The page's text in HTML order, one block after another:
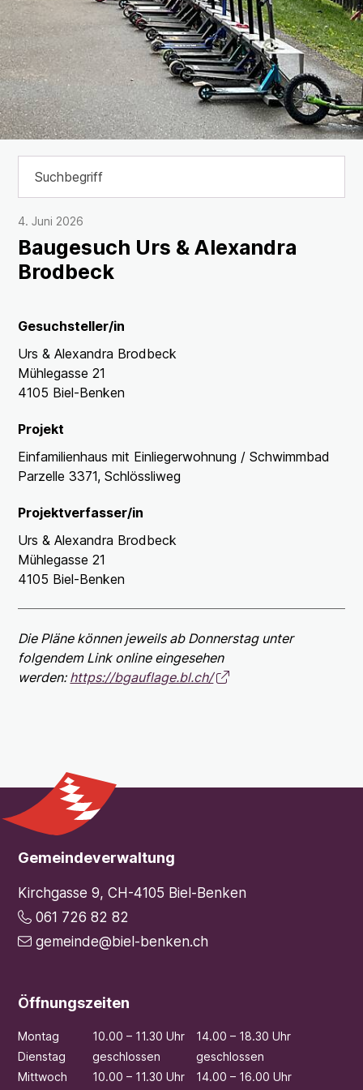
Baugesuch Urs & Alexandra
Brodbeck
4. Juni 2026
Gesuchsteller/in
Urs & Alexandra Brodbeck
Mühlegasse 21
4105 Biel-Benken
Projekt
Einfamilienhaus mit Einliegerwohnung / Schwimmbad
Parzelle 3371, Schlössliweg
Projektverfasser/in
Urs & Alexandra Brodbeck
Mühlegasse 21
4105 Biel-Benken
Die Pläne können jeweils ab Donnerstag unter
folgendem Link online eingesehen
werden: https://bgauflage.bl.ch/
Footer
Gemeindeverwaltung
Kirchgasse 9, CH-4105 Biel-Benken
061 726 82 82
gemeinde@biel-benken.ch
Öffnungszeiten
Montag 10.00 – 11.30 Uhr
14.00 – 18.30 Uhr
Dienstag geschlossen
geschlossen
Mittwoch 10.00 – 11.30 Uhr 14.00 – 16.00 Uhr